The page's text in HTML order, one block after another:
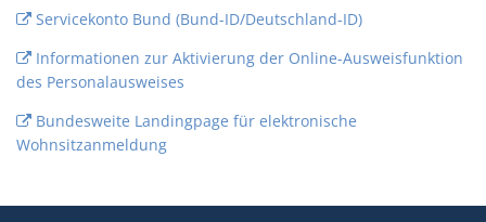
Servicekonto Bund (Bund-ID/Deutschland-ID)
Informationen zur Aktivierung der Online-Ausweisfunktion
des Personalausweises
Bundesweite Landingpage für elektronische
Wohnsitzanmeldung